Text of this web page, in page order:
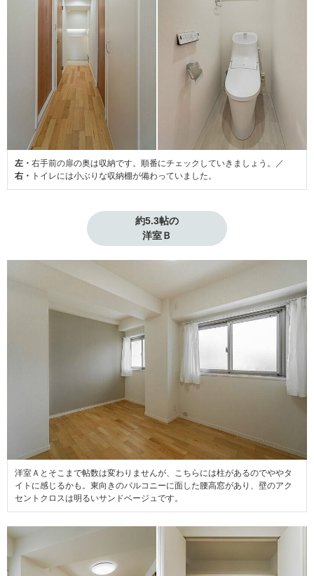
左・ 右手前の扉の奥は収納です。順番にチェックしていきましょう。／
右・ トイレには小ぶりな収納棚が備わっていました。
約5.3帖の
洋室Ｂ
洋室Ａとそこまで帖数は変わりませんが、こちらには柱があるのでややタ
イトに感じるかも。東向きのバルコニーに面した腰高窓があり、壁のアク
セントクロスは明るいサンドベージュです。